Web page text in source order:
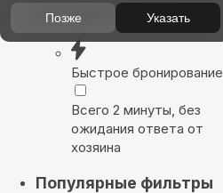
Выбирайте лучшее
Быстрое бронирование
Всего 2 минуты, без
ожидания ответа от
хозяина
Популярные фильтры
Позже Указать